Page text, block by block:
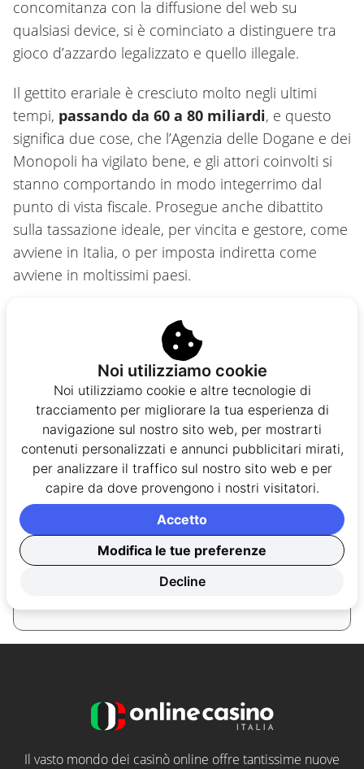
concomitanza con la diffusione del web su
qualsiasi device, si è cominciato a distinguere tra
gioco d’azzardo legalizzato e quello illegale.
Il gettito erariale è cresciuto molto negli ultimi
tempi, passando da 60 a 80 miliardi, e questo
significa due cose, che l’Agenzia delle Dogane e dei
Monopoli ha vigilato bene, e gli attori coinvolti si
stanno comportando in modo integerrimo dal
punto di vista fiscale. Prosegue anche dibattito
sulla tassazione ideale, per vincita e gestore, come
avviene in Italia, o per imposta indiretta come
avviene in moltissimi paesi.
Luca Ferrari
Slot Master
Un’infinita passione per la scrittura in ogni sua
forma e argomento. Ha iniziato l’avventura nel
mondo del gambling più di dieci anni fa. Che si
tratti di una slot o un casinò, ogni recensione è
una sfida da “vincere” sui binari dell’italiano più
impeccabile, informazioni precise e originali
riferimenti culturali. Nel tempo libero
programma viaggi insieme ai grandi amori della
sua vita: sua moglie e suo figlio.
Il vasto mondo dei casinò online offre tantissime nuove
Noi utilizziamo cookie
Noi utilizziamo cookie e altre tecnologie di
tracciamento per migliorare la tua esperienza di
navigazione sul nostro sito web, per mostrarti
contenuti personalizzati e annunci pubblicitari mirati,
per analizzare il traffico sul nostro sito web e per
capire da dove provengono i nostri visitatori.
Modifica le tue preferenze
Decline
Accetto